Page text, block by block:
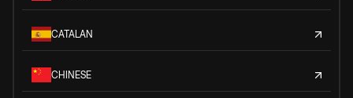
CATALAN
CHINESE